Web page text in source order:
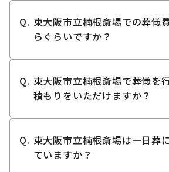
東大阪市立楠根斎場での葬儀
らぐらいですか？
東大阪市立楠根斎場で葬儀を
積もりをいただけますか？
東大阪市立楠根斎場は一日葬
ていますか？